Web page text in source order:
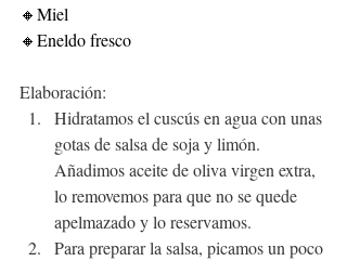
🔸Miel
🔸Eneldo fresco
Elaboración:
Hidratamos el cuscús en agua con unas
gotas de salsa de soja y limón.
Añadimos aceite de oliva virgen extra,
lo removemos para que no se quede
apelmazado y lo reservamos.
Para preparar la salsa, picamos un poco